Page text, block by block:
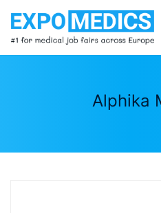
Alphika